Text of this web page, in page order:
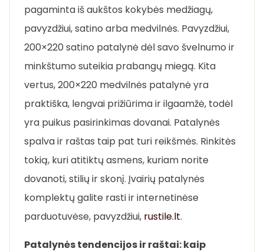
pagaminta iš aukštos kokybės medžiagų,
pavyzdžiui, satino arba medvilnės. Pavyzdžiui,
200×220 satino patalynė dėl savo švelnumo ir
minkštumo suteikia prabangų miegą. Kita
vertus, 200×220 medvilnės patalynė yra
praktiška, lengvai prižiūrima ir ilgaamžė, todėl
yra puikus pasirinkimas dovanai. Patalynės
spalva ir raštas taip pat turi reikšmės. Rinkitės
tokią, kuri atitiktų asmens, kuriam norite
dovanoti, stilių ir skonį. Įvairių patalynės
komplektų galite rasti ir internetinėse
parduotuvėse, pavyzdžiui, rustile.lt.
Patalynės tendencijos ir raštai: kaip